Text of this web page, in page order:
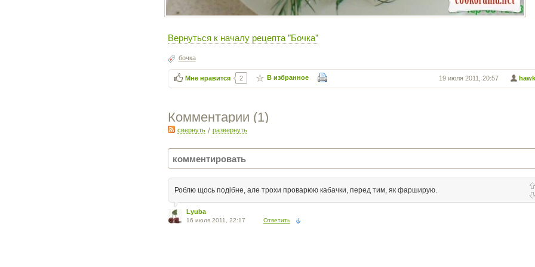
Вернуться к началу рецепта "Бочка"
бочка
hawk
19 июля 2011, 20:57
Мне нравится 2 В избранное
Комментарии (1)
свернуть/ развернуть
Роблю щось подібне, але трохи проварюю кабачки, перед тим, як фарширую.
Lyuba
16 июля 2011, 22:17 Ответить